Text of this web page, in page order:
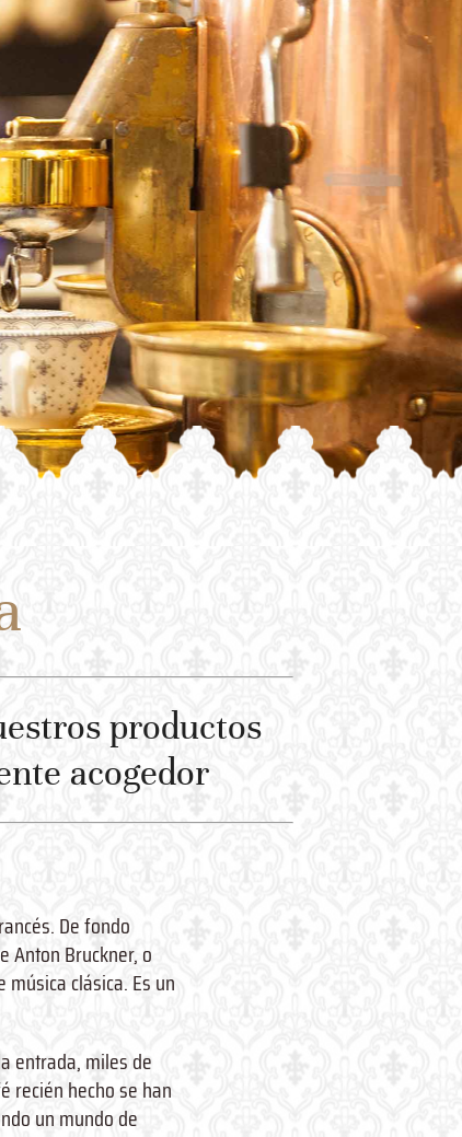
productos
acogedor
De fondo
Anton Bruckner, o
clásica. Es un
entrada, miles de
recién hecho se han
un mundo de